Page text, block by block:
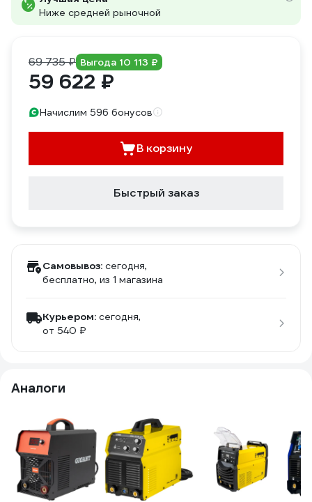
Ниже средней рыночной
69 735 ₽ Выгода 10 113 ₽
59 622 ₽
Начислим 596 бонусов
В корзину
Быстрый заказ
Самовывоз: сегодня,
бесплатно, из 1 магазина
Курьером: сегодня,
от 540 ₽
Аналоги